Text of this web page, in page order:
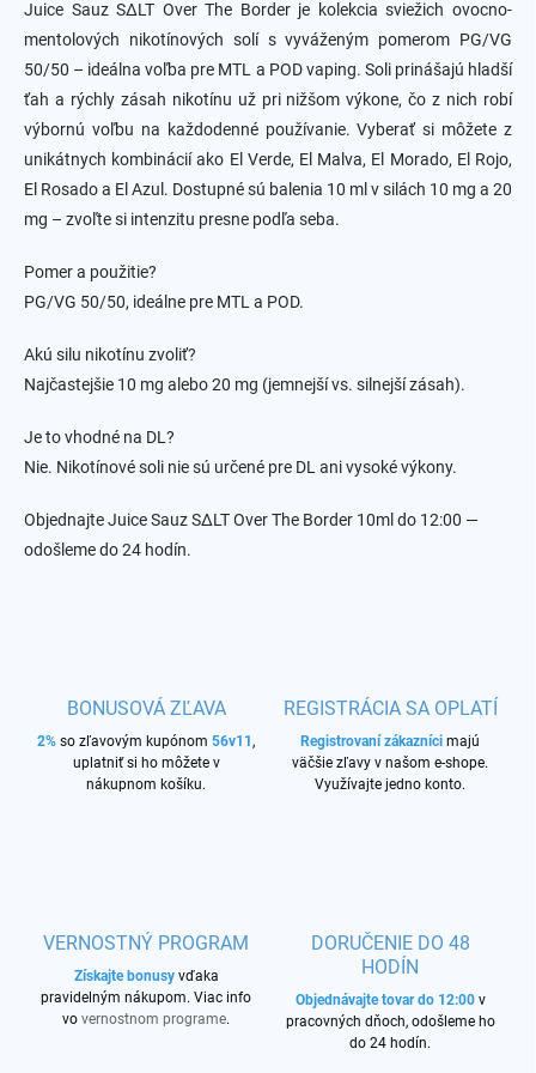
d
a
c
e
p
r
k
ý
u
Juice Sauz SΔLT Over The Border je kolekcia sviežich ovocno-
mentolových nikotínových solí s vyváženým pomerom PG/VG
50/50 – ideálna voľba pre MTL a POD vaping. Soli prinášajú hladší
ťah a rýchly zásah nikotínu už pri nižšom výkone, čo z nich robí
výbornú voľbu na každodenné používanie.Vyberať si môžete z
unikátnych kombinácií ako El Verde, El Malva, El Morado, El Rojo,
El Rosado a El Azul. Dostupné sú balenia 10 ml v silách 10 mg a 20
mg – zvoľte si intenzitu presne podľa seba.
Pomer a použitie?
PG/VG 50/50, ideálne pre MTL a POD.
Akú silu nikotínu zvoliť?
Najčastejšie 10 mg alebo 20 mg (jemnejší vs. silnejší zásah).
Je to vhodné na DL?
Nie. Nikotínové soli nie sú určené pre DL ani vysoké výkony.
Objednajte Juice Sauz SΔLT Over The Border 10ml do 12:00 —
odošleme do 24 hodín.
BONUSOVÁ ZĽAVA
2% so zľavovým kupónom 56v11 ,
uplatniť si ho môžete v
nákupnom košíku.
REGISTRÁCIA SA OPLATÍ
Registrovaní zákazníci majú
väčšie zľavy v našom e-shope.
Využívajte jedno konto.
VERNOSTNÝ PROGRAM
Získajte bonusyvďaka
pravidelným nákupom. Viac info
vo vernostnom programe.
DORUČENIE DO 48
HODÍN
Objednávajte tovar do 12:00 v
pracovných dňoch, odošleme ho
do 24 hodín.